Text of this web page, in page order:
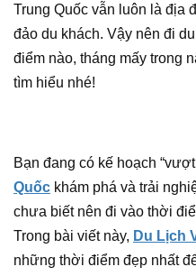
Trung Quốc vẫn luôn là địa
đảo du khách. Vậy nên đi
điểm nào, tháng mấy trong
tìm hiểu nhé!
Bạn đang có kế hoạch
Quốc khám phá và trải
chưa biết nên đi vào thời
Trong bài viết này, Du Lịch
những thời điểm đẹp nhất